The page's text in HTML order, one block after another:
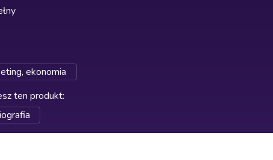
ekonomia
ten produkt: